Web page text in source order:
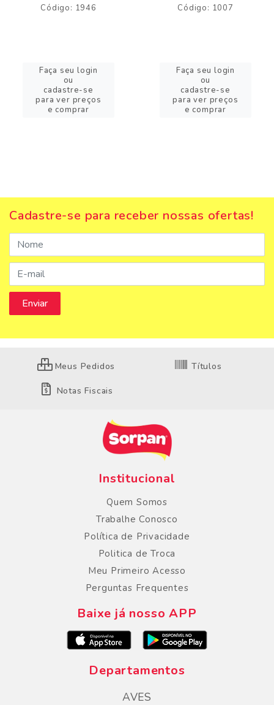
Código: 1946
Faça seu login
ou
cadastre-se
para ver preços
e comprar
Código: 1007
Faça seu login
ou
cadastre-se
para ver preços
e comprar
Cadastre-se para receber nossas ofertas!
Meus Pedidos Títulos
Notas Fiscais
Institucional
Quem Somos
Trabalhe Conosco
Política de Privacidade
Politica de Troca
Meu Primeiro Acesso
Perguntas Frequentes
Baixe já nosso APP
Departamentos
AVES